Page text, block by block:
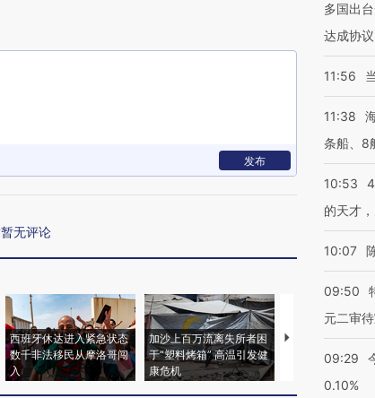
发布
无评论
西班牙休达进入紧急状态
数千非法移民从摩洛哥闯
入
加沙上百万流离失所者困
于“塑料烤箱” 高温引发健
康危机
视线｜HYROX的
术：是什么让中
多国出
达成协
11:56
11:38
条船、8
10:53
的天才
10:07
09:50
元二审
09:29
0.10%